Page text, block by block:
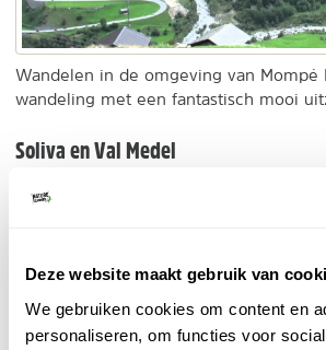
Deze website maakt gebruik van
We gebruiken cookies om content en
personaliseren, om functies voor
Wandelen in de omgeving van Mompé
wandeling met een fantastisch mooi
Soliva en Val Medel
Video
inladen